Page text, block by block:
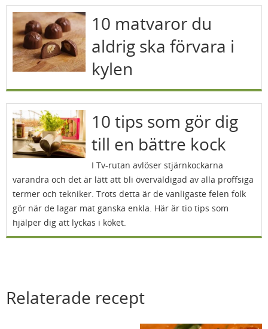
10 matvaror du
aldrig ska förvara i
kylen
10 tips som gör dig
till en bättre kock
I Tv-rutan avlöser stjärnkockarna
varandra och det är lätt att bli överväldigad av alla proffsiga
termer och tekniker. Trots detta är de vanligaste felen folk
gör när de lagar mat ganska enkla. Här är tio tips som
hjälper dig att lyckas i köket.
Relaterade recept